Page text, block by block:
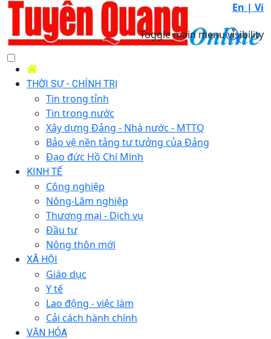
En | Vi
Toggle main menu visibility
THỜI SỰ - CHÍNH TRỊ
Tin trong tỉnh
Tin trong nước
Xây dựng Đảng - Nhà nước - MTTQ
Bảo vệ nền tảng tư tưởng của Đảng
Đạo đức Hồ Chí Minh
KINH TẾ
Công nghiệp
Nông-Lâm nghiệp
Thương mại - Dịch vụ
Đầu tư
Nông thôn mới
XÃ HỘI
Giáo dục
Y tế
Lao động - việc làm
Cải cách hành chính
VĂN HÓA